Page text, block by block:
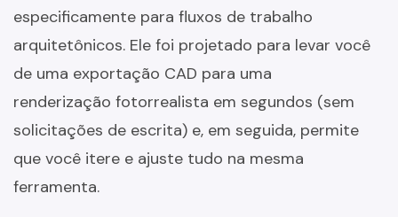
especificamente para fluxos de trabalho
arquitetônicos. Ele foi projetado para levar você
de uma exportação CAD para uma
renderização fotorrealista em segundos (sem
solicitações de escrita) e, em seguida, permite
que você itere e ajuste tudo na mesma
ferramenta.